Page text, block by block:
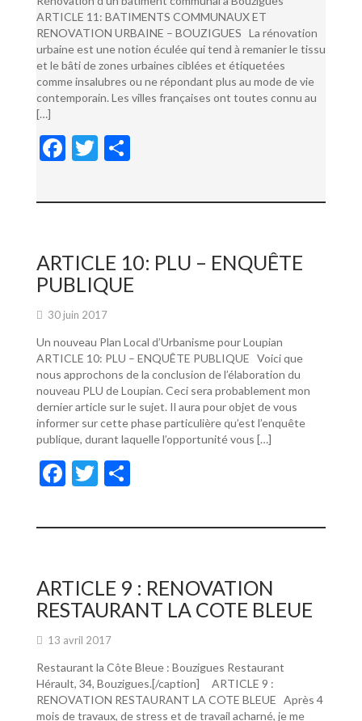
ARTICLE 11: BATIMENTS COMMUNAUX ET
RENOVATION URBAINE – BOUZIGUES La rénovation
urbaine est une notion éculée qui tend à remanier le tissu
et le bâti de zones urbaines ciblées et étiquetées
comme insalubres ou ne répondant plus au mode de vie
contemporain. Les villes françaises ont toutes connu au
[…]
F
e
o
o
k
T
itt ta
er
ARTICLE 10: PLU – ENQUÊTE
PUBLIQUE
30 juin 2017
Un nouveau Plan Local d’Urbanisme pour Loupian
ARTICLE 10: PLU – ENQUÊTE PUBLIQUE Voici que
nous approchons de la conclusion de l’élaboration du
nouveau PLU de Loupian. Ceci sera probablement mon
dernier article sur le sujet. Il aura pour objet de vous
informer sur cette phase particulière qu’est l’enquête
publique, durant laquelle l’opportunité vous […]
F
e
o
o
k
T
itt ta
er
ARTICLE 9 : RENOVATION
RESTAURANT LA COTE BLEUE
13 avril 2017
Restaurant la Côte Bleue : Bouzigues Restaurant
Hérault, 34, Bouzigues.[/caption] ARTICLE 9 :
RENOVATION RESTAURANT LA COTE BLEUE Après 4
mois de travaux, de stress et de travail acharné, je me